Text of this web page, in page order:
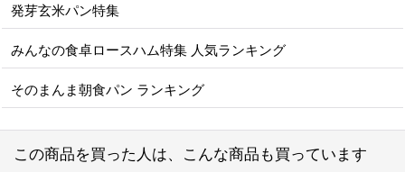
発芽玄米パン特集
みんなの食卓ロースハム特集 人気ランキング
そのまんま朝食パン ランキング
この商品を買った人は、こんな商品も買っています